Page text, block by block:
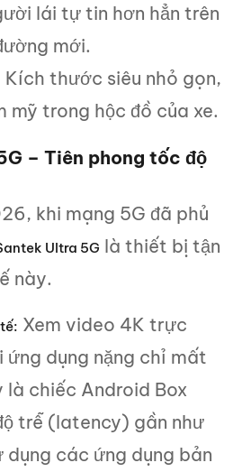
lái tự tin hơn hẳn trên
mới.
Kích thước siêu nhỏ gọn,
mỹ trong hộc đồ của xe.
– Tiên phong tốc độ
khi mạng 5G đã phủ
Ultra 5G là thiết bị tận
này.
Xem video 4K trực
dụng nặng chỉ mất
chiếc Android Box
trễ (latency) gần như
dụng các ứng dụng bản